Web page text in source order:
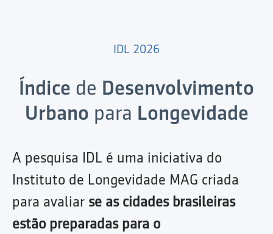
IDL 2026
Índice de Desenvolvimento
Urbano para Longevidade
A pesquisa IDL é uma iniciativa do
Instituto de Longevidade MAG criada
para avaliar se as cidades brasileiras
estão preparadas para o